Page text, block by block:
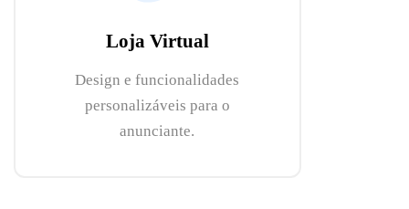
Loja Virtual
Design e funcionalidades
personalizáveis para o
anunciante.